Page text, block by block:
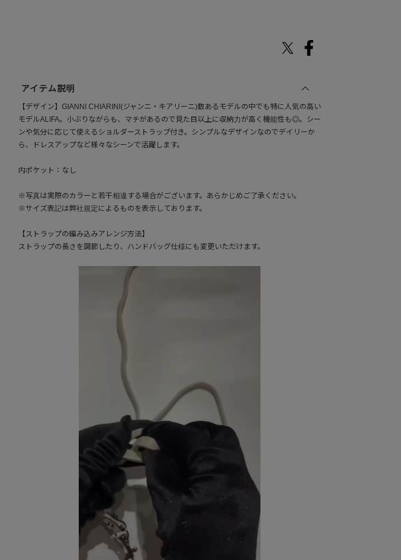
アイテム説明
【デザイン】GIANNI CHIARINI(ジャンニ・キアリーニ)数あるモデルの中でも特に人気の高い
モデルALIFA。小ぶりながらも、マチがあるので見た目以上に収納力が高く機能性も◎。シー
ンや気分に応じて使えるショルダーストラップ付き。シンプルなデザインなのでデイリーか
ら、ドレスアップなど様々なシーンで活躍します。
内ポケット：なし
※写真は実際のカラーと若干相違する場合がございます。あらかじめご了承ください。
※サイズ表記は弊社規定によるものを表示しております。
【ストラップの編み込みアレンジ方法】
ストラップの長さを調節したり、ハンドバッグ仕様にも変更いただけます。